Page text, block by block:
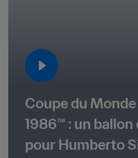
Coupe du
1986™ : un
pour Humberto